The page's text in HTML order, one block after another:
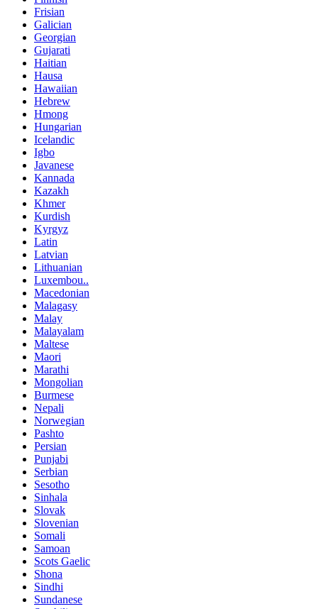
Frisian
Galician
Georgian
Gujarati
Haitian
Hausa
Hawaiian
Hebrew
Hmong
Hungarian
Icelandic
Igbo
Javanese
Kannada
Kazakh
Khmer
Kurdish
Kyrgyz
Latin
Latvian
Lithuanian
Luxembou..
Macedonian
Malagasy
Malay
Malayalam
Maltese
Maori
Marathi
Mongolian
Burmese
Nepali
Norwegian
Pashto
Persian
Punjabi
Serbian
Sesotho
Sinhala
Slovak
Slovenian
Somali
Samoan
Scots Gaelic
Shona
Sindhi
Sundanese